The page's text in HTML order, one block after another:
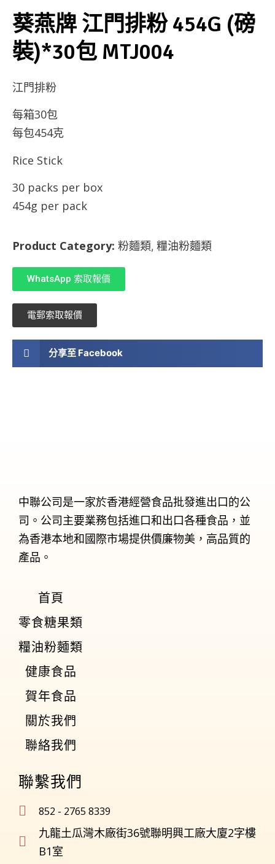
葵燕牌 江門排粉 454G (磅
裝)*30包 MTJ004
江門排粉
每箱30包
每包454克
Rice Stick
30 packs per box
454g per pack
Product Category: 粉麵類, 糧油粉麵類
WhatsApp 索取報價
電郵索取報價
分享至 Facebook
中聯公司是一家於香港經營食品批發進出口的公
司。公司主要業務包括進口和出口各種食品，並
為香港本地和國際市場提供價廉物美，高品質的
產品。
首頁
零食糖果類
糧油粉麵類
健康食品
賀年食品
關於我們
聯絡我們
聯繫我們
852 - 2765 8339
九龍土瓜灣木廠街36號聯明興工廠大廈2字樓
B1室